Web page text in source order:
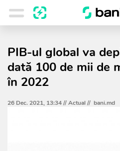
PIB-ul global va
dată 100 de mii de
în 2022
26 Dec. 2021, 13:34 //Actual// bani.md